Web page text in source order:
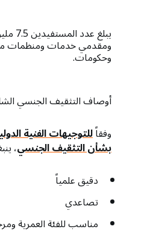
يبلغ
ومقدمي خدمات ومنظمات
وحكومات.
أوصاف التثقيف الجنسي
وفقاًللتوجيهات الفنية
بشأن التثقيف الجنسي،
دقيق علمياً
تصاعدي
مناسب للفئة العمرية